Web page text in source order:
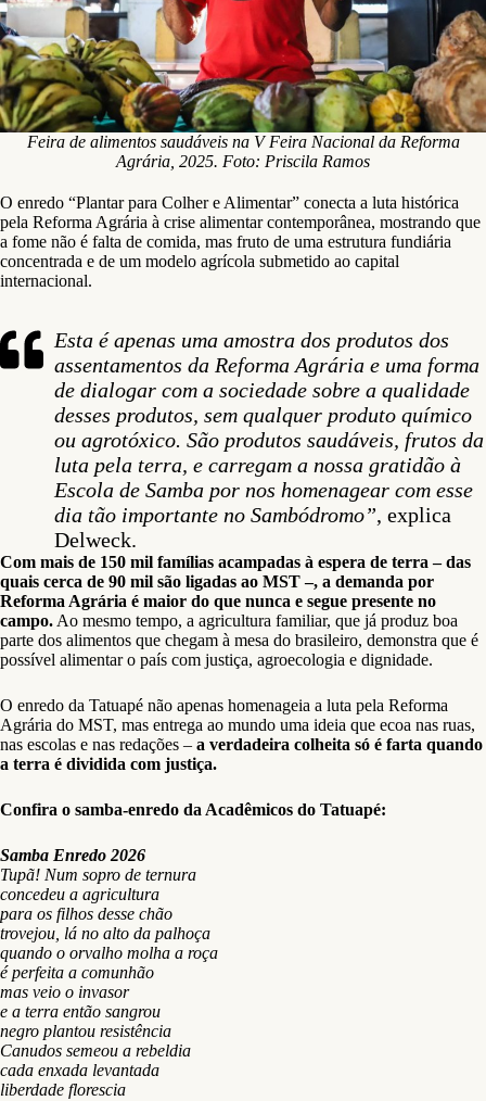
Feira de alimentos saudáveis na V Feira Nacional da Reforma
Agrária, 2025. Foto: Priscila Ramos
O enredo “Plantar para Colher e Alimentar” conecta a luta histórica
pela Reforma Agrária à crise alimentar contemporânea, mostrando que
a fome não é falta de comida, mas fruto de uma estrutura fundiária
concentrada e de um modelo agrícola submetido ao capital
internacional.
Esta é apenas uma amostra dos produtos dos
assentamentos da Reforma Agrária e uma forma
de dialogar com a sociedade sobre a qualidade
desses produtos, sem qualquer produto químico
ou agrotóxico. São produtos saudáveis, frutos da
luta pela terra, e carregam a nossa gratidão à
Escola de Samba por nos homenagear com esse
dia tão importante no Sambódromo”, explica
Delweck.
Com mais de 150 mil famílias acampadas à espera de terra – das
quais cerca de 90 mil são ligadas ao MST –, a demanda por
Reforma Agrária é maior do que nunca e segue presente no
campo. Ao mesmo tempo, a agricultura familiar, que já produz boa
parte dos alimentos que chegam à mesa do brasileiro, demonstra que é
possível alimentar o país com justiça, agroecologia e dignidade.
O enredo da Tatuapé não apenas homenageia a luta pela Reforma
Agrária do MST, mas entrega ao mundo uma ideia que ecoa nas ruas,
nas escolas e nas redações – a verdadeira colheita só é farta quando
a terra é dividida com justiça.
Confira o samba-enredo da Acadêmicos do Tatuapé:
Samba Enredo 2026
Tupã! Num sopro de ternura
concedeu a agricultura
para os filhos desse chão
trovejou, lá no alto da palhoça
quando o orvalho molha a roça
é perfeita a comunhão
mas veio o invasor
e a terra então sangrou
negro plantou resistência
Canudos semeou a rebeldia
cada enxada levantada
liberdade florescia